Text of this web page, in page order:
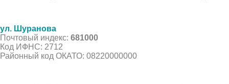
ул. Шуранова
Почтовый индекс: 681000
Код ИФНС: 2712
Районный код ОКАТО: 08220000000